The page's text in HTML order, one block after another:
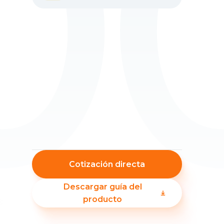
Cotización directa
Descargar guía del
producto